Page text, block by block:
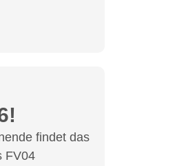
findet das
FV04